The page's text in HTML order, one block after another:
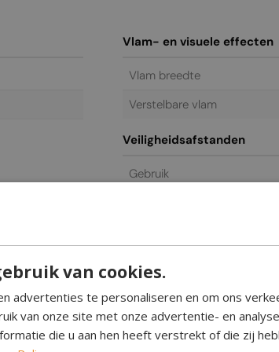
Vlam- en visuele effecten
Vlam breedte
Verstelbare vlam
Veiligheidsafstanden
Gebruik
Stroomvereisten
Bediening en functies
Afstandsbediening
van cookies.
advertenties te personaliseren en om ons
van onze site met onze advertentie- en
die u aan hen heeft verstrekt of die zij